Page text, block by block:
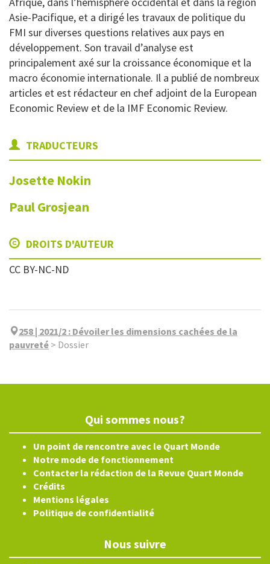
Asie-Pacifique, et a dirigé les travaux de politique du
FMI sur diverses questions relatives aux pays en
développement. Son travail d’analyse est
principalement axé sur la croissance économique et la
macro économie internationale. Il a publié de nombreux
articles et est rédacteur en chef adjoint de la European
Economic Review et de la IMF Economic Review.
TRADUCTEURS
Josette Nokin
PaulGrosjean
DROITS D'AUTEUR
CC BY-NC-ND
258 | 2021/2 : Dévoiler les dimensions cachées de la
pauvreté > Dossier
Qui sommes nous?
Un point de rencontre avec le Quart Monde
Notre mode de fonctionnement
Contacter la rédaction de la Revue Quart Monde
Crédits
Mentions légales
Politique de confidentialité
Nous suivre